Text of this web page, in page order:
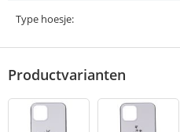
Type hoesje:
Productvarianten